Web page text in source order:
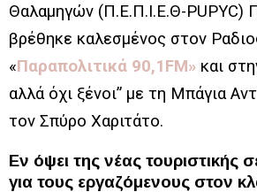
Θαλαμηγών (Π.Ε.Π.Ι.Ε.Θ-PUPYC)
βρέθηκε καλεσμένος στον
«Παραπολιτικά 90,1FM» και
αλλά όχι ξένοι” με τη Μπάγια
τον Σπύρο Χαριτάτο.
Εν όψει της νέας τουριστικής
για τους εργαζόμενους στον